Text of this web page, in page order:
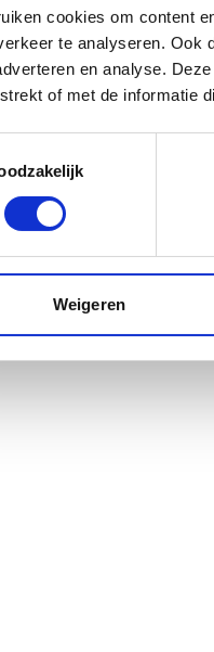
cookies om content
te analyseren. Ook
en analyse.
of met de informatie
Weigeren